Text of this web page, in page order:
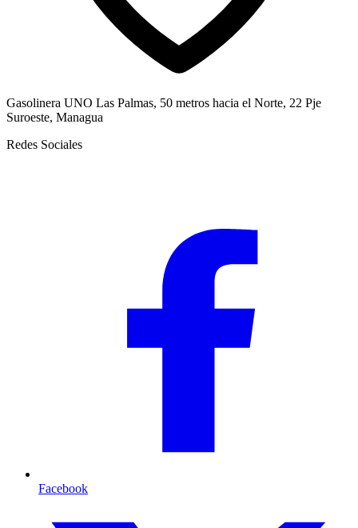
Gasolinera UNO Las Palmas, 50 metros hacia el Norte, 22 Pje
Suroeste, Managua
Redes Sociales
Facebook